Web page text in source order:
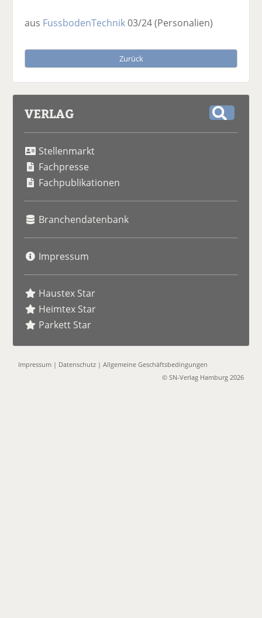
aus FussbodenTechnik03/24(Personalien)
Zurück
VERLAG
Stellenmarkt
Fachpresse
Fachpublikationen
Branchendatenbank
Impressum
Haustex Star
Heimtex Star
Parkett Star
Impressum | Datenschutz |Allgemeine Geschäftsbedingungen
© SN-Verlag Hamburg 2026